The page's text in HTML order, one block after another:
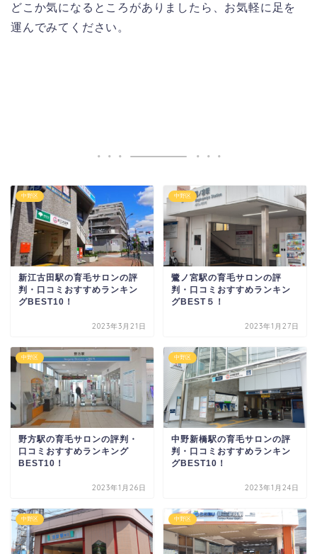
どこか気になるところがありましたら、お気軽に足を
運んでみてください。
中野区
新江古田駅の育毛サロンの評
判・口コミおすすめランキン
グBEST10！
2023年3月21日
中野区
鷺ノ宮駅の育毛サロンの評
判・口コミおすすめランキン
グBEST５！
2023年1月27日
中野区
野方駅の育毛サロンの評判・
口コミおすすめランキング
BEST10！
2023年1月26日
中野区
中野新橋駅の育毛サロンの評
判・口コミおすすめランキン
グBEST10！
2023年1月24日
中野区 中野区